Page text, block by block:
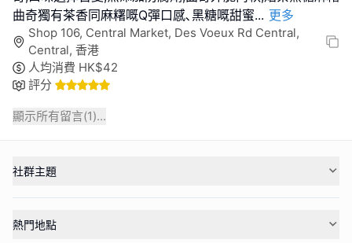
曲奇獨有茶香同麻糬嘅Q彈口感､黑糖嘅甜蜜... 更多
Shop 106, Central Market, Des Voeux Rd Central,
Central, 香港
人均消費 HK$42
評分
顯示所有留言(1)...
社群主題
熱門地點